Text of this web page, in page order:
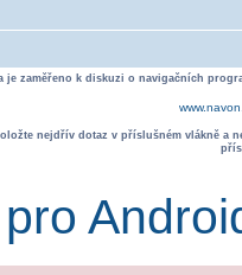
zaměřeno k diskuzi o navigačních
nejdřív dotaz v příslušném vlákně a